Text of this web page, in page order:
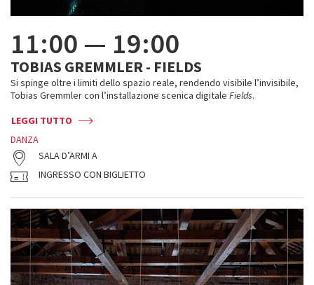
11:00 — 19:00
TOBIAS GREMMLER - FIELDS
Si spinge oltre i limiti dello spazio reale, rendendo visibile l’invisibile,
Tobias Gremmler con l’installazione scenica digitale Fields.
LEGGI TUTTO
DANZA
SALA D’ARMI A
INGRESSO CON BIGLIETTO